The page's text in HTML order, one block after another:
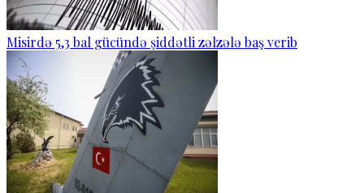
Misirdə 5,3 bal gücündə şiddətli zəlzələ baş verib